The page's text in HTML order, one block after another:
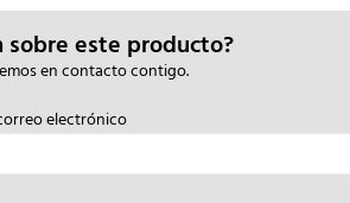
sobre este producto?
en contacto contigo.
electrónico